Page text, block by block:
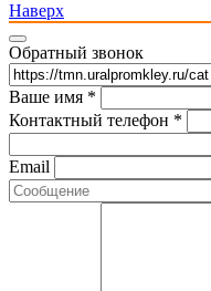
Наверх
Обратный звонок
Ваше имя *
Контактный телефон *
Email